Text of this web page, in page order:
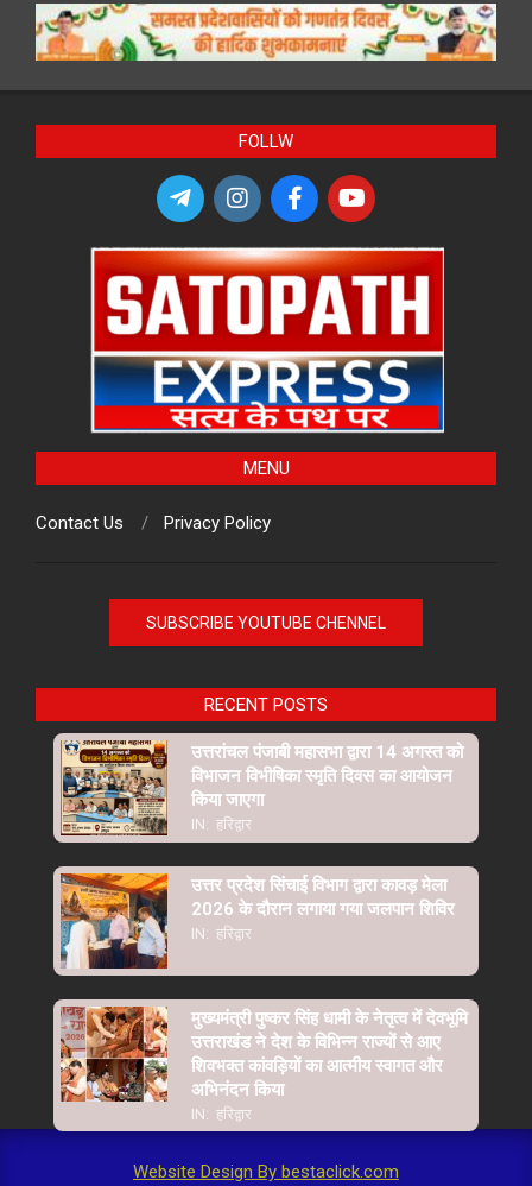
FOLLW
MENU
Contact Us Privacy Policy
SUBSCRIBE YOUTUBE CHENNEL
RECENT POSTS
उत्तरांचल पंजाबी महासभा द्वारा 14 अगस्त को
विभाजन विभीषिका स्मृति दिवस का आयोजन
किया जाएगा
IN: हरिद्वार
उत्तर प्रदेश सिंचाई विभाग द्वारा कावड़ मेला
2026 के दौरान लगाया गया जलपान शिविर
IN: हरिद्वार
मुख्यमंत्री पुष्कर सिंह धामी के नेतृत्व में देवभूमि
उत्तराखंड ने देश के विभिन्न राज्यों से आए
शिवभक्त कांवड़ियों का आत्मीय स्वागत और
अभिनंदन किया
IN: हरिद्वार
Website Design By bestaclick.com